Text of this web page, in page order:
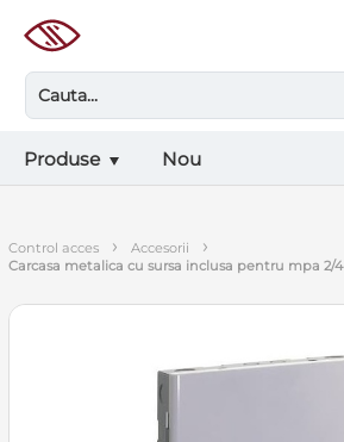
Produse Nou
control acces › accesorii ›
carcasa metalica cu sursa inclusa pentru mpa 2/4